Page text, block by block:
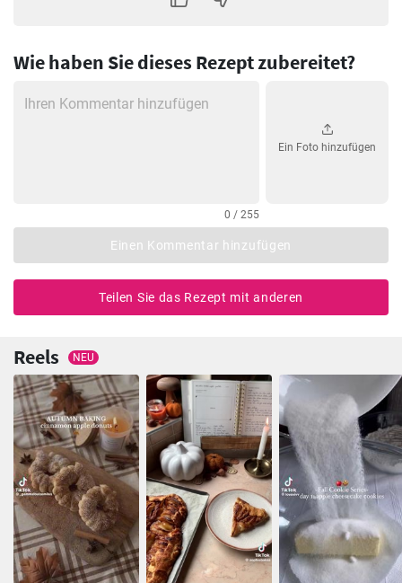
Wie haben Sie dieses Rezept zubereitet?
0 / 255
Ein Foto hinzufügen
Einen Kommentar hinzufügen
Teilen Sie das Rezept mit anderen
Reels NEU